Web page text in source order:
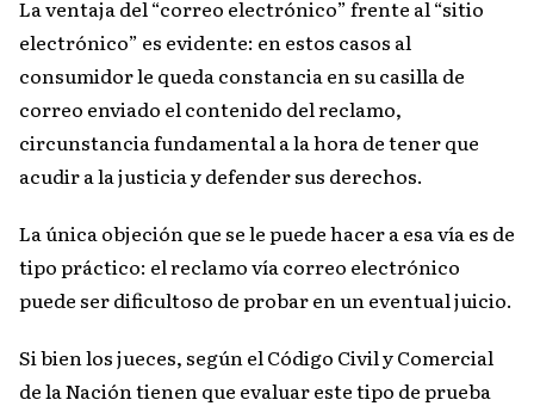
La ventaja del “correo electrónico” frente al “sitio
electrónico” es evidente: en estos casos al
consumidor le queda constancia en su casilla de
correo enviado el contenido del reclamo,
circunstancia fundamental a la hora de tener que
acudir a la justicia y defender sus derechos.
La única objeción que se le puede hacer a esa vía es de
tipo práctico: el reclamo vía correo electrónico
puede ser dificultoso de probar en un eventual juicio.
Si bien los jueces, según el Código Civil y Comercial
de la Nación tienen que evaluar este tipo de prueba